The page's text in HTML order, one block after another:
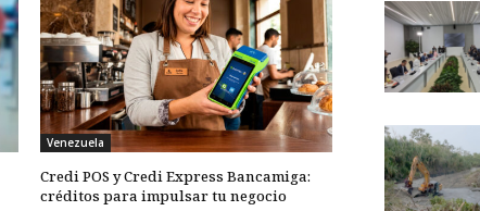
Venezuela
Credi POS y Credi Express Bancamiga:
créditos para impulsar tu negocio